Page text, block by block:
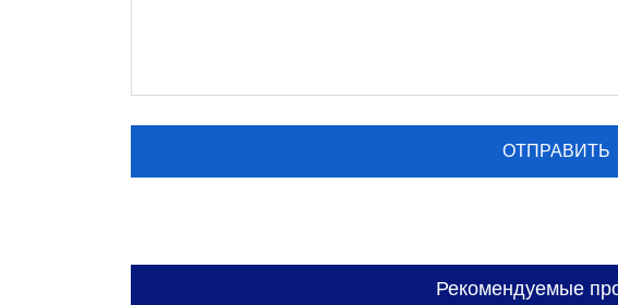
Рекомендуемые